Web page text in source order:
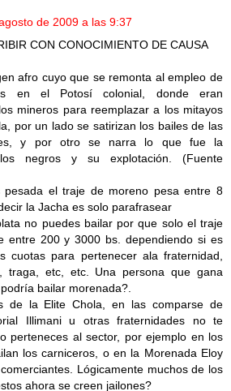
de 2009 a las 9:37
CON CONOCIMIENTO DE CAUSA
afro cuyo que se remonta al empleo de
en el Potosí colonial, donde eran
mineros para reemplazar a los mitayos
por un lado se satirizan los bailes de las
y por otro se narra lo que fue la
negros y su explotación. (Fuente
pesada el traje de moreno pesa entre 8
la Jacha es solo parafrasear
no puedes bailar por que solo el traje
entre 200 y 3000 bs. dependiendo si es
cuotas para pertenecer ala fraternidad,
traga, etc, etc. Una persona que gana
bailar morenada?.
de la Elite Chola, en las comparse de
Illimani u otras fraternidades no te
perteneces al sector, por ejemplo en los
los carniceros, o en la Morenada Eloy
Lógicamente muchos de los
ahora se creen jailones?